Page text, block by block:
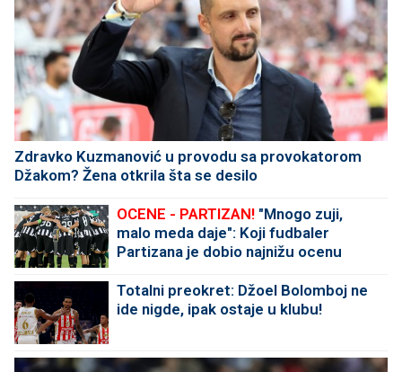
Zdravko Kuzmanović u provodu sa provokatorom
Džakom? Žena otkrila šta se desilo
OCENE - PARTIZAN! "Mnogo zuji,
malo meda daje": Koji fudbaler
Partizana je dobio najnižu ocenu
Totalni preokret: Džoel Bolomboj ne
ide nigde, ipak ostaje u klubu!